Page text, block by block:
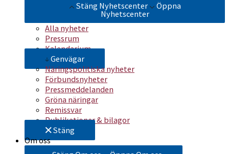
Stäng Nyhetscenter
Öppna
Nyhetscenter
Alla nyheter
Pressrum
Kalendarium
Genvägar
Näringspolitiska nyheter
Förbundsnyheter
Pressmeddelanden
Gröna näringar
Remissvar
Publikationer & bilagor
Stäng
Om oss